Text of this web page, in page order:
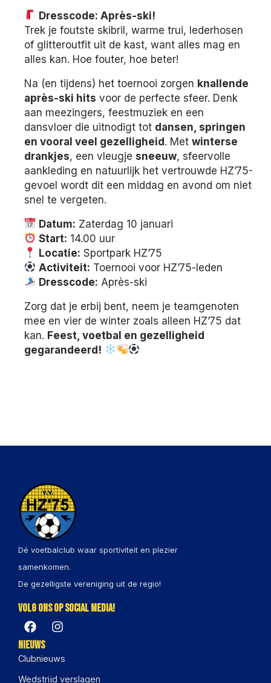
Dresscode: Après-ski!
Trek je foutste skibril, warme trui, lederhosen
of glitteroutfit uit de kast, want alles mag en
alles kan. Hoe fouter, hoe beter!
Na (en tijdens) het toernooi zorgen knallende
après-ski hits voor de perfecte sfeer. Denk
aan meezingers, feestmuziek en een
dansvloer die uitnodigt tot dansen, springen
en vooral veel gezelligheid. Met winterse
drankjes, een vleugje sneeuw, sfeervolle
aankleding en natuurlijk het vertrouwde HZ’75-
gevoel wordt dit een middag en avond om niet
snel te vergeten.
Datum: Zaterdag 10 januari
Start: 14.00 uur
Locatie: Sportpark HZ’75
Activiteit: Toernooi voor HZ’75-leden
Dresscode: Après-ski
Zorg dat je erbij bent, neem je teamgenoten
mee en vier de winter zoals alleen HZ’75 dat
kan. Feest, voetbal en gezelligheid
gegarandeerd!
Dé voetbalclub waar sportiviteit en plezier
samenkomen.
De gezelligste vereniging uit de regio!
Volg ons op social media!
Nieuws
Clubnieuws
Wedstrijd verslagen